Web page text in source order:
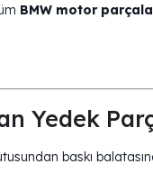
BMW motor
Yedek
baskı